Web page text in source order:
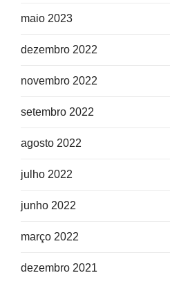
maio 2023
dezembro 2022
novembro 2022
setembro 2022
agosto 2022
julho 2022
junho 2022
março 2022
dezembro 2021